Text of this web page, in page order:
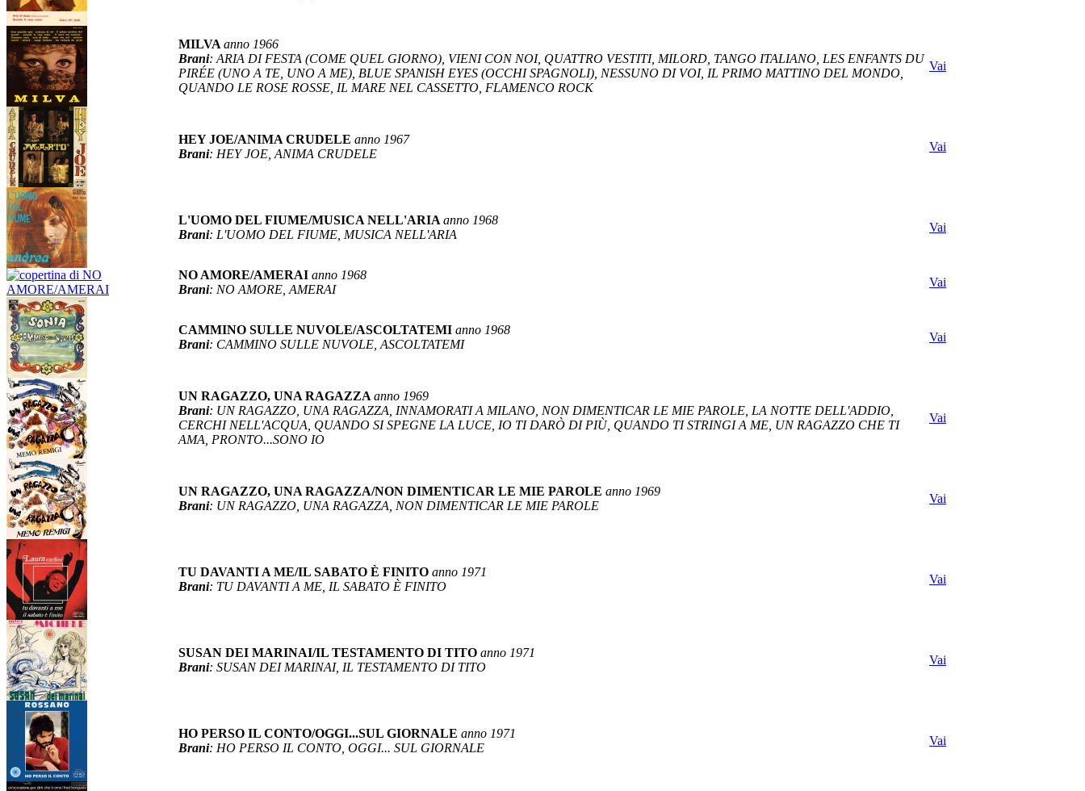
MILVA anno 1966
Brani: ARIA DI FESTA (COME QUEL GIORNO), VIENI CON NOI, QUATTRO VESTITI, MILORD, TANGO ITALIANO, LES ENFANTS DU
PIRÉE (UNO A TE, UNO A ME), BLUE SPANISH EYES (OCCHI SPAGNOLI), NESSUNO DI VOI, IL PRIMO MATTINO DEL MONDO,
QUANDO LE ROSE ROSSE, IL MARE NEL CASSETTO, FLAMENCO ROCK
Vai
HEY JOE/ANIMA CRUDELE anno 1967
Brani: HEY JOE, ANIMA CRUDELE
Vai
L'UOMO DEL FIUME/MUSICA NELL'ARIA anno 1968
Brani: L'UOMO DEL FIUME, MUSICA NELL'ARIA
Vai
NO AMORE/AMERAI anno 1968
Brani: NO AMORE, AMERAI
Vai
CAMMINO SULLE NUVOLE/ASCOLTATEMI anno 1968
Brani: CAMMINO SULLE NUVOLE, ASCOLTATEMI
Vai
UN RAGAZZO, UNA RAGAZZA anno 1969
Brani: UN RAGAZZO, UNA RAGAZZA, INNAMORATI A MILANO, NON DIMENTICAR LE MIE PAROLE, LA NOTTE DELL'ADDIO,
CERCHI NELL'ACQUA, QUANDO SI SPEGNE LA LUCE, IO TI DARÒ DI PIÙ, QUANDO TI STRINGI A ME, UN RAGAZZO CHE TI
AMA, PRONTO...SONO IO
Vai
UN RAGAZZO, UNA RAGAZZA/NON DIMENTICAR LE MIE PAROLE anno 1969
Brani: UN RAGAZZO, UNA RAGAZZA, NON DIMENTICAR LE MIE PAROLE
Vai
TU DAVANTI A ME/IL SABATO È FINITO anno 1971
Brani: TU DAVANTI A ME, IL SABATO È FINITO
Vai
SUSAN DEI MARINAI/IL TESTAMENTO DI TITO anno 1971
Brani: SUSAN DEI MARINAI, IL TESTAMENTO DI TITO
Vai
HO PERSO IL CONTO/OGGI...SUL GIORNALE anno 1971
Brani: HO PERSO IL CONTO, OGGI... SUL GIORNALE
Vai